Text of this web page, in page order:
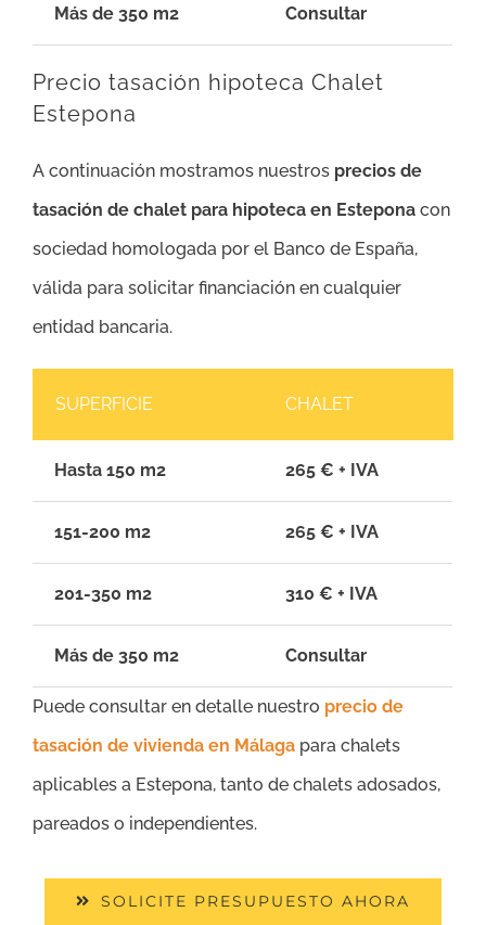
Más de 350 m2 Consultar
Precio tasación hipoteca Chalet
Estepona
A continuación mostramos nuestros precios de
tasación de chalet para hipoteca en Estepona con
sociedad homologada por el Banco de España,
válida para solicitar financiación en cualquier
entidad bancaria.
SUPERFICIE CHALET
Hasta 150 m2 265 € + IVA
151-200 m2 265 € + IVA
201-350 m2 310 € + IVA
Más de 350 m2 Consultar
Puede consultar en detalle nuestro precio de
tasación de vivienda en Málaga para chalets
aplicables a Estepona, tanto de chalets adosados,
pareados o independientes.
SOLICITE PRESUPUESTO AHORA